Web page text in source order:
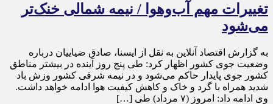
تغییرات مهم آب‌وهوا / نیمه شمالی خنک‌تر
می‌شود
به گزارش اقتصاد آنلاین به نقل از ایسنا، صادق ضیاییان درباره
وضعیت جوی کشور اظهار کرد: طی پنج روز آینده در بیشتر مناطق
کشور جوی پایدار حاکم می‌شود و در نیمه شرقی کشور وزش باد
شدید همراه با گرد و خاک و کاهش کیفیت هوا ادامه خواهد داشت.
وی ادامه داد: امروز (۷ مرداد) طی […]